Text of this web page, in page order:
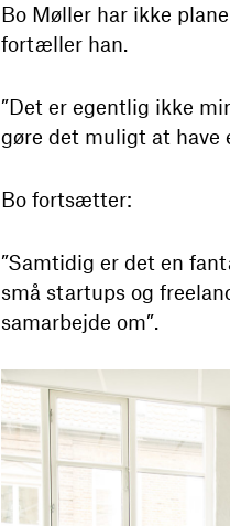
Bo Møller har ikke
fortæller han.
”Det er egentlig ikke
gøre det muligt at have
Bo fortsætter:
”Samtidig er det en
små startups og
samarbejde om”.